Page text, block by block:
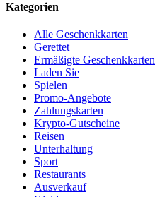
Kategorien
Alle Geschenkkarten
Gerettet
Ermäßigte Geschenkkarten
Laden Sie
Spielen
Promo-Angebote
Zahlungskarten
Krypto-Gutscheine
Reisen
Unterhaltung
Sport
Restaurants
Ausverkauf